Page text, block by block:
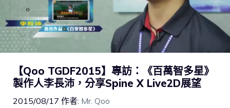
【Qoo TGDF2015】專訪：《百萬智多星》
製作人李長沛，分享Spine X Live2D展望
2015/08/17 作者: Mr. Qoo